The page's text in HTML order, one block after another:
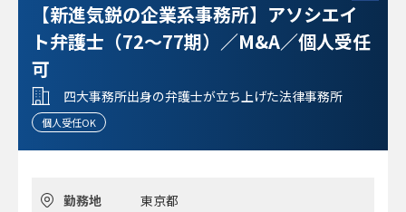
【新進気鋭の企業系事務所】アソシエイ
ト弁護士（72～77期）／M&A／個人受任
可
四大事務所出身の弁護士が立ち上げた法律事務所
個人受任OK
勤務地
東京都